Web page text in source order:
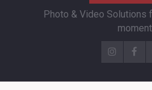
Photo & Video Solutions
moment